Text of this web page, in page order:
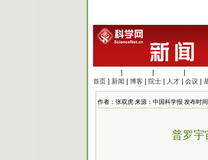
首页
新闻 博客 院士 人才 会议
作者：张双虎 来源：中国科学报 发布时间
普罗宇